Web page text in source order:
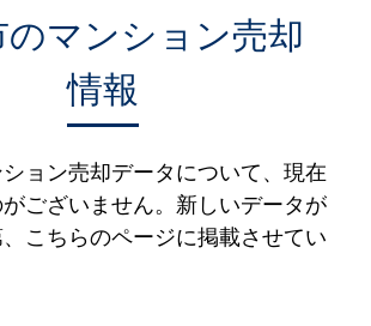
のマンション売却
情報
ョン売却データについて、現在
ございません。新しいデータが
こちらのページに掲載させてい